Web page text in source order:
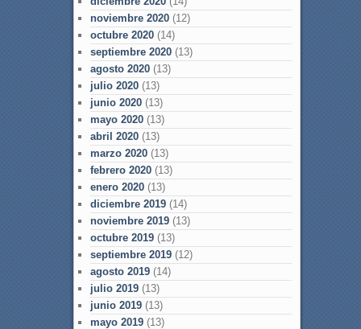
noviembre 2020(12)
octubre 2020(14)
septiembre 2020(13)
agosto 2020(13)
julio 2020(13)
junio 2020(13)
mayo 2020(13)
abril 2020(13)
marzo 2020(13)
febrero 2020(13)
enero 2020(13)
diciembre 2019(14)
noviembre 2019(13)
octubre 2019(13)
septiembre 2019(12)
agosto 2019(14)
julio 2019(13)
junio 2019(13)
mayo 2019(13)